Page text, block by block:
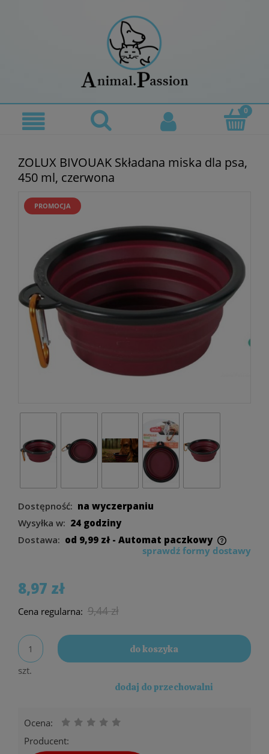
ZOLUX BIVOUAK Składana miska dla psa,
450 ml, czerwona
PROMOCJA
Dostępność: na wyczerpaniu
Wysyłka w: 24 godziny
Dostawa: od 9,99 zł - Automat paczkowy
Cena nie zawiera ewentualnych kosztów
sprawdź formy dostawy
8,97 zł
Cena regularna: 9,44 zł
szt.
do koszyka
dodaj do przechowalni
Ocena:
Producent: